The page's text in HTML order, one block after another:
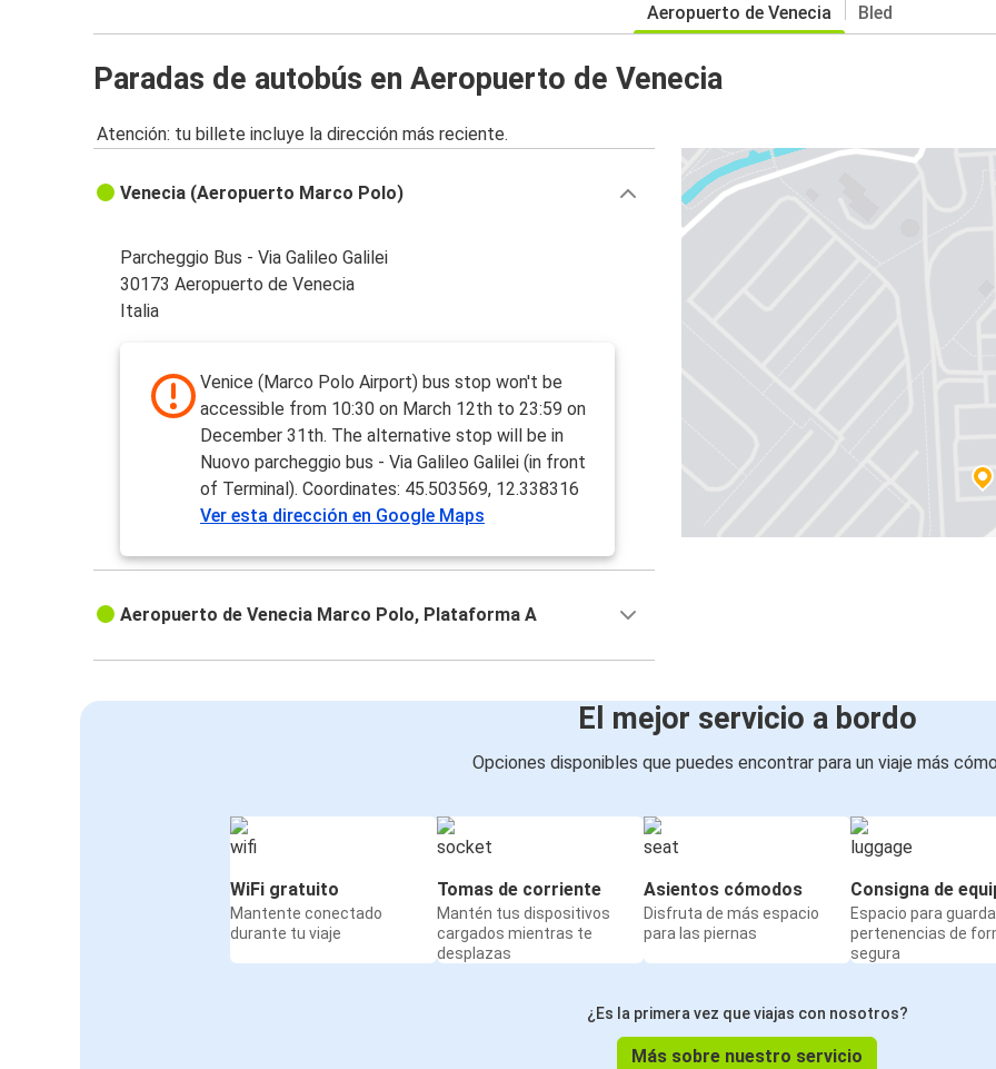
Aeropuerto de Venecia Bled
Paradas de autobús en Aeropuerto de Venecia
Atención: tu billete incluye la dirección más reciente.
Venecia (Aeropuerto Marco Polo)
Parcheggio Bus - Via Galileo Galilei
30173 Aeropuerto de Venecia
Italia
Venice (Marco Polo Airport) bus stop won't be
accessible from 10:30 on March 12th to 23:59 on
December 31th. The alternative stop will be in
Nuovo parcheggio bus - Via Galileo Galilei (in front
of Terminal). Coordinates: 45.503569, 12.338316
Ver esta dirección en Google Maps
Aeropuerto de Venecia Marco Polo, Plataforma A
El mejor servicio a bordo
Opciones disponibles que puedes encontrar para un viaje más
WiFi gratuito
Mantente conectado
durante tu viaje
Tomas de corriente
Mantén tus dispositivos
cargados mientras te
desplazas
Asientos cómodos
Disfruta de más espacio
para las piernas
Consigna de
Espacio para
pertenencias de
segura
¿Es la primera vez que viajas con nosotros?
Más sobre nuestro servicio